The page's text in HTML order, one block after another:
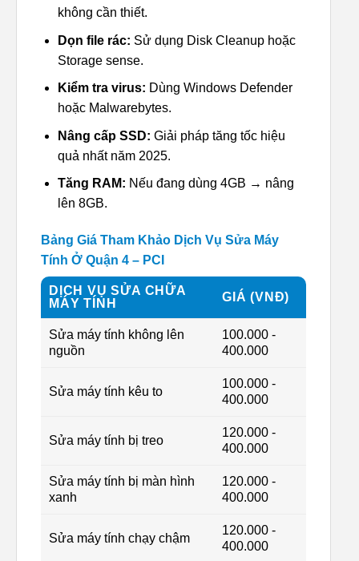
không cần thiết.
Dọn file rác: Sử dụng Disk Cleanup hoặc
Storage sense.
Kiểm tra virus: Dùng Windows Defender
hoặc Malwarebytes.
Nâng cấp SSD: Giải pháp tăng tốc hiệu
quả nhất năm 2025.
Tăng RAM: Nếu đang dùng 4GB → nâng
lên 8GB.
Bảng Giá Tham Khảo Dịch Vụ Sửa Máy
Tính Ở Quận 4 – PCI
DỊCH VỤ SỬA CHỮA
MÁY TÍNH
GIÁ (VNĐ)
Sửa máy tính không lên
nguồn
100.000 -
400.000
Sửa máy tính kêu to
100.000 -
400.000
Sửa máy tính bị treo
120.000 -
400.000
Sửa máy tính bị màn hình
xanh
120.000 -
400.000
Sửa máy tính chạy chậm
120.000 -
400.000